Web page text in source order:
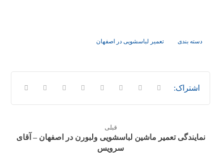
دسته بندی تعمیر لباسشویی در اصفهان
قبلی
نمایندگی تعمیر ماشین لباسشویی ولبورن در اصفهان – آقای
سرویس